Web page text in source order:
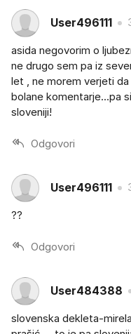
User496111
asida negovorim o
ne drugo sem pa iz
let , ne morem verjeti
bolane komentarje...pa
sloveniji!
Odgovori
User496111
??
Odgovori
User484388
slovenska dekleta-